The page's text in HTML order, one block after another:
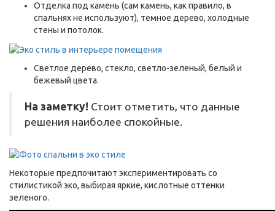
Отделка под камень (сам камень, как правило, в
спальнях не используют), темное дерево, холодные
стены и потолок.
Светлое дерево, стекло, светло-зеленый, белый и
бежевый цвета.
На заметку! Стоит отметить, что данные
решения наиболее спокойные.
Некоторые предпочитают экспериментировать со
стилистикой эко, выбирая яркие, кислотные оттенки
зеленого.